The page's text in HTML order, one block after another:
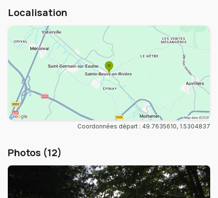
Localisation
Coordonnées départ : 49.7635610, 1.5304837
Photos (12)